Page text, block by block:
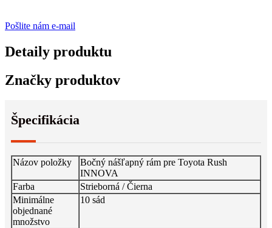
Pošlite nám e-mail
Detaily produktu
Značky produktov
Špecifikácia
Názov položky
Bočný nášľapný rám pre Toyota Rush
INNOVA
Farba
Strieborná / Čierna
Minimálne
objednané
množstvo
10 sád